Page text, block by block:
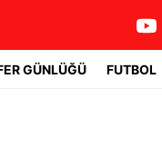
GÜNLÜĞÜ FUTBOL